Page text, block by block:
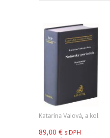
Katarína Valová, a kol.
89,00 € s DPH